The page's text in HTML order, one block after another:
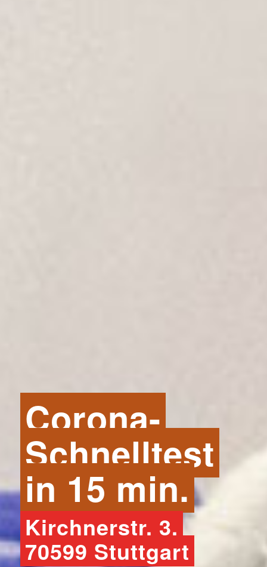
Corona-
Schnelltest
in 15 min.
Kirchnerstr. 3,
70599 Stuttgart